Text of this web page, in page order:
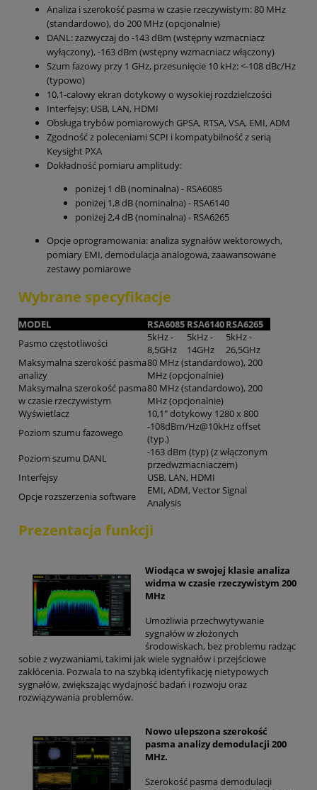
Analiza i szerokość pasma w czasie rzeczywistym: 80 MHz
(standardowo), do 200 MHz (opcjonalnie)
DANL: zazwyczaj do -143 dBm (wstępny wzmacniacz
wyłączony), -163 dBm (wstępny wzmacniacz włączony)
Szum fazowy przy 1 GHz, przesunięcie 10 kHz: <-108 dBc/Hz
(typowo)
10,1-calowy ekran dotykowy o wysokiej rozdzielczości
Interfejsy: USB, LAN, HDMI
Obsługa trybów pomiarowych GPSA, RTSA, VSA, EMI, ADM
Zgodność z poleceniami SCPI i kompatybilność z serią
Keysight PXA
Dokładność pomiaru amplitudy:
poniżej 1 dB (nominalna) - RSA6085
poniżej 1,8 dB (nominalna) - RSA6140
poniżej 2,4 dB (nominalna) - RSA6265
Opcje oprogramowania: analiza sygnałów wektorowych,
pomiary EMI, demodulacja analogowa, zaawansowane
zestawy pomiarowe
Wybrane specyfikacje
MODEL RSA6085 RSA6140RSA6265
Pasmo częstotliwości
5kHz -
8,5GHz
5kHz -
14GHz
5kHz -
26,5GHz
Maksymalna szerokość pasma
analizy
80 MHz (standardowo), 200
MHz (opcjonalnie)
Maksymalna szerokość pasma
w czasie rzeczywistym
80 MHz (standardowo), 200
MHz (opcjonalnie)
Wyświetlacz
10,1" dotykowy 1280 x 800
Poziom szumu fazowego
-108dBm/Hz@10kHz offset
(typ.)
Poziom szumu DANL
-163 dBm (typ) (z włączonym
przedwzmacniaczem)
Interfejsy
USB, LAN, HDMI
Opcje rozszerzenia software
EMI, ADM, Vector Signal
Analysis
Prezentacja funkcji
Wiodąca w swojej klasie analiza
widma w czasie rzeczywistym 200
MHz
Umożliwia przechwytywanie
sygnałów w złożonych
środowiskach, bez problemu radząc
sobie z wyzwaniami, takimi jak wiele sygnałów i przejściowe
zakłócenia. Pozwala to na szybką identyfikację nietypowych
sygnałów, zwiększając wydajność badań i rozwoju oraz
rozwiązywania problemów.
Nowo ulepszona szerokość
pasma analizy demodulacji 200
MHz.
Szerokość pasma demodulacji